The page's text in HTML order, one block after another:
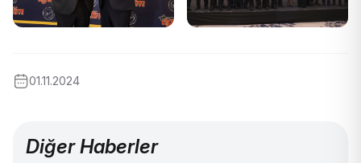
01.11.2024
Diğer Haberler